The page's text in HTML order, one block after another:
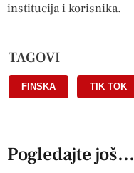
institucija i korisnika.
TAGOVI
FINSKA TIK TOK
Pogledajte još...